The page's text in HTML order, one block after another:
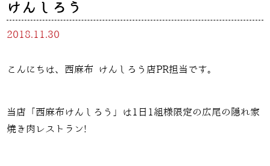
けんしろう
2018.11.30
こんにちは、西麻布 けんしろう店PR担当です。
当店「西麻布けんしろう」は1日1組様限定の広尾の隠れ家
焼き肉レストラン!